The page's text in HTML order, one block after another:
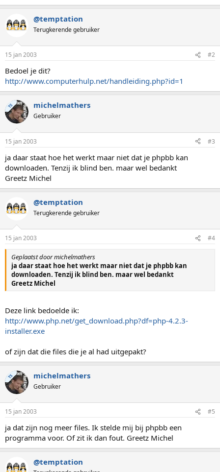
@temptation
Terugkerende gebruiker
15 jan 2003 #2
Bedoel je dit?
http://www.computerhulp.net/handleiding.php?id=1
TS michelmathers
Gebruiker
15 jan 2003 #3
ja daar staat hoe het werkt maar niet dat je phpbb kan
downloaden. Tenzij ik blind ben. maar wel bedankt
Greetz Michel
@temptation
Terugkerende gebruiker
15 jan 2003 #4
Geplaatst door michelmathers
ja daar staat hoe het werkt maar niet dat je phpbb kan
downloaden. Tenzij ik blind ben. maar wel bedankt
Greetz Michel
Deze link bedoelde ik:
http://www.php.net/get_download.php?df=php-4.2.3-
installer.exe
of zijn dat die files die je al had uitgepakt?
TS michelmathers
Gebruiker
15 jan 2003 #5
ja dat zijn nog meer files. Ik stelde mij bij phpbb een
programma voor. Of zit ik dan fout. Greetz Michel
@temptation